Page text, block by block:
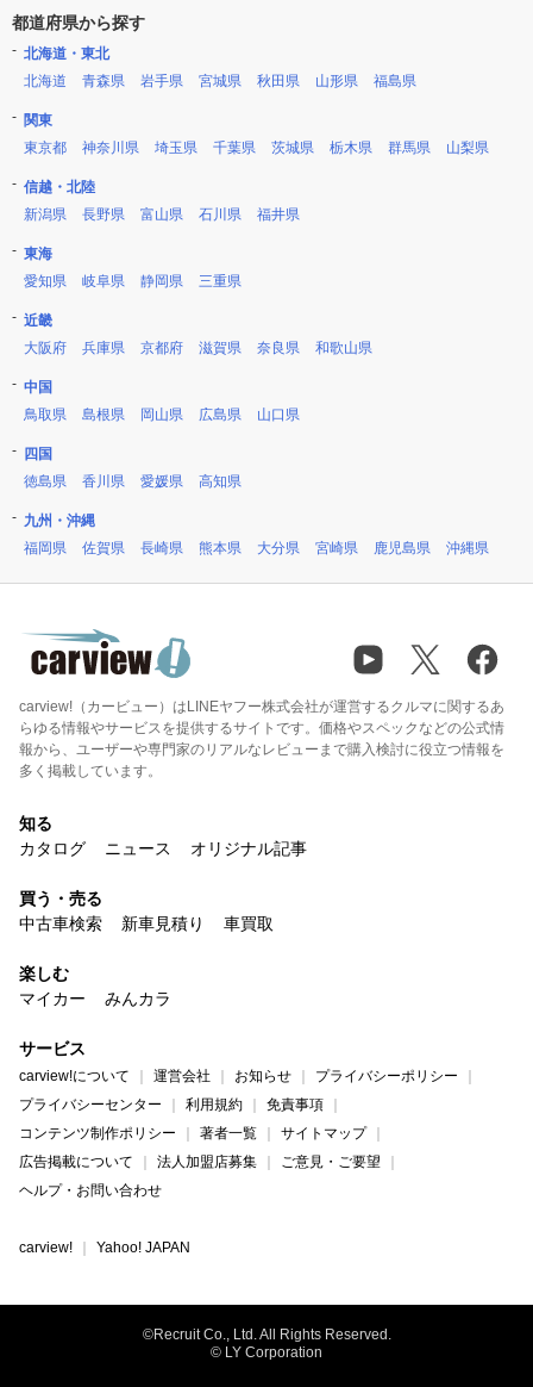
都道府県から探す
北海道・東北
北海道
青森県 岩手県 宮城県 秋田県 山形県 福島県
関東
東京都
神奈川県 埼玉県 千葉県 茨城県 栃木県 群馬県 山梨県
信越・北陸
新潟県
長野県 富山県 石川県 福井県
東海
愛知県
岐阜県 静岡県 三重県
近畿
大阪府
兵庫県 京都府 滋賀県 奈良県 和歌山県
中国
鳥取県
島根県 岡山県 広島県 山口県
四国
徳島県
香川県 愛媛県 高知県
九州・沖縄
福岡県
佐賀県 長崎県 熊本県 大分県 宮崎県 鹿児島県 沖縄県
carview!（カービュー）はLINEヤフー株式会社が運営するクルマに関するあ
らゆる情報やサービスを提供するサイトです。価格やスペックなどの公式情
報から、ユーザーや専門家のリアルなレビューまで購入検討に役立つ情報を
多く掲載しています。
知る
カタログ
ニュース オリジナル記事
買う・売る
中古車検索
新車見積り 車買取
楽しむ
マイカー
みんカラ
サービス
carview!について 運営会社 お知らせ
プライバシーポリシー
プライバシーセンター
利用規約
免責事項
コンテンツ制作ポリシー
著者一覧
サイトマップ
広告掲載について
法人加盟店募集
ご意見・ご要望
ヘルプ・お問い合わせ
carview! Yahoo! JAPAN
©Recruit Co., Ltd. All Rights Reserved.
© LY Corporation